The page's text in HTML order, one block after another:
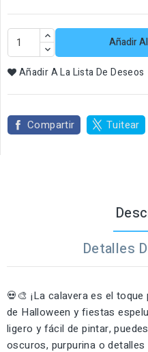
Añadir
Añadir A La Lista De Deseos
Compartir Tuitear
Detalles
💀🎨 ¡La calavera es el
de Halloween y fiestas
ligero y fácil de pintar,
oscuros, purpurina o